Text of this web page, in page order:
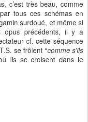
c’est très beau, comme
tous ces schémas en
surdoué, et même si
opus précédents, il y a
cf. cette séquence
se frôlent “comme s’ils
ils se croisent dans le